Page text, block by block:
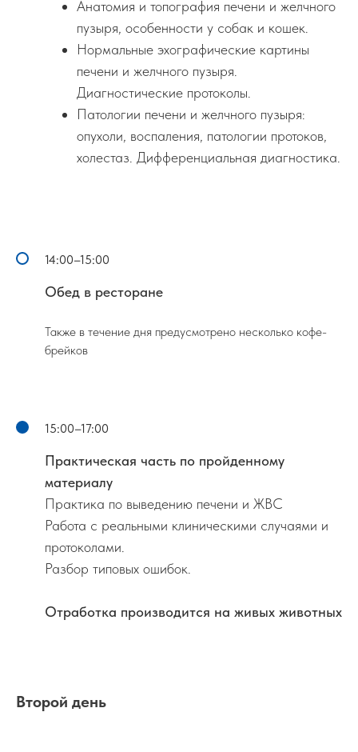
Анатомия и топография печени и желчного
пузыря, особенности у собак и кошек.
Нормальные эхографические картины
печени и желчного пузыря.
Диагностические протоколы.
Патологии печени и желчного пузыря:
опухоли, воспаления, патологии протоков,
холестаз. Дифференциальная диагностика.
14:00–15:00
Обед в ресторане
Также в течение дня предусмотрено несколько кофе-
брейков
15:00–17:00
Практическая часть по пройденному
материалу
Практика по выведению печени и ЖВС
Работа с реальными клиническими случаями и
протоколами.
Разбор типовых ошибок.
Отработка производится на живых животных
Второй день